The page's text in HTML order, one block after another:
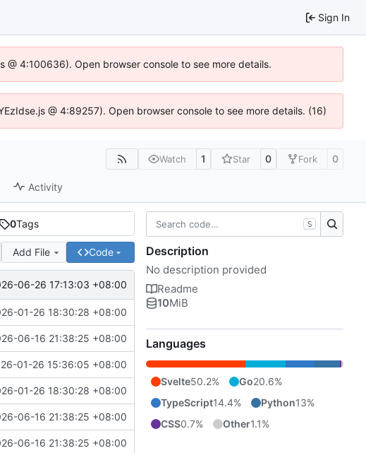
Sign In
4:100636). Open browser console to see more details.
@ 4:89257). Open browser console to see more details. (16)
Watch 1 Star 0 Fork 0
Activity
0Tags
Add File Code
#1) from dev into master
06-26 17:13:03 +08:00
01-26 18:30:28 +08:00
06-16 21:38:25 +08:00
01-26 15:36:05 +08:00
01-26 18:30:28 +08:00
06-16 21:38:25 +08:00
06-16 21:38:25 +08:00
S
Description
No description provided
Readme
10MiB
Languages
Svelte50.2% Go20.6%
TypeScript14.4% Python13%
CSS0.7% Other1.1%